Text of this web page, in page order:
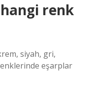
renk
siyah, gri,
eşarplar